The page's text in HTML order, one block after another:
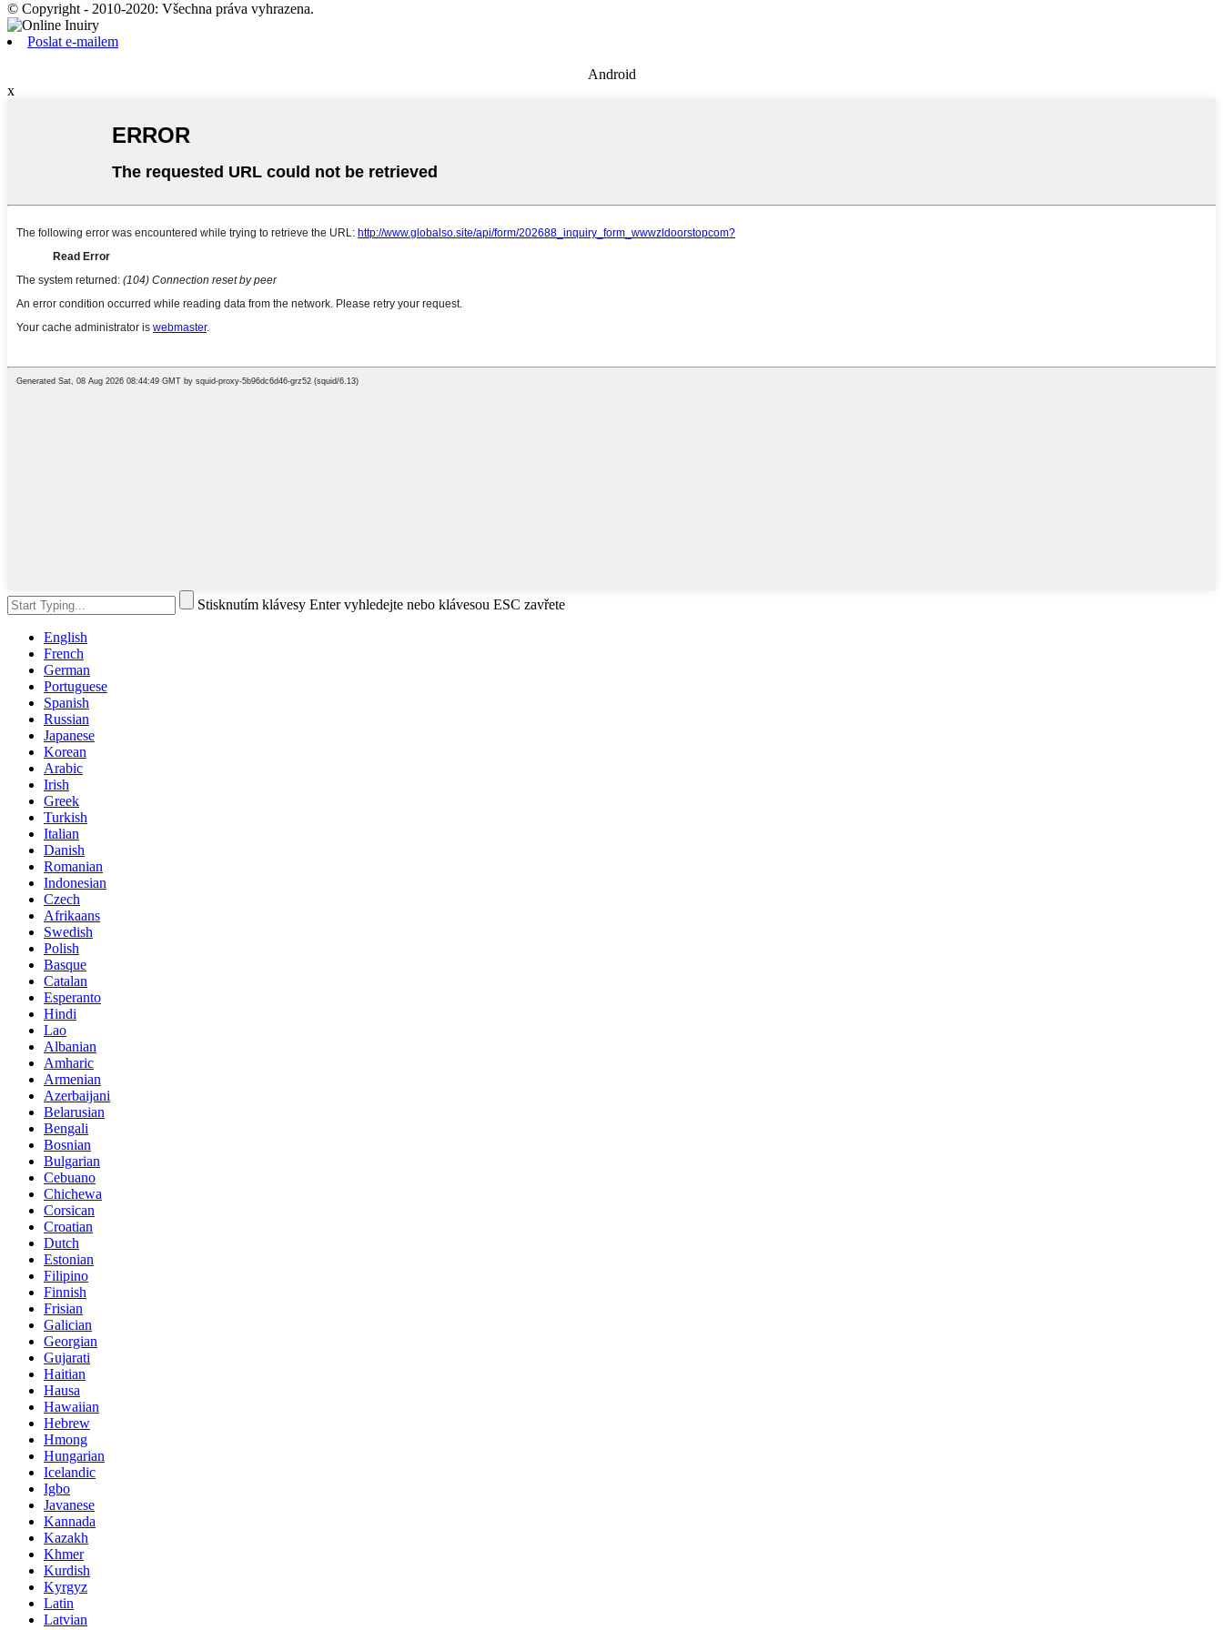
© Copyright - 2010-2020: Všechna práva vyhrazena.
Poslat e-mailem
Android
x
Stisknutím klávesy Enter vyhledejte nebo klávesou ESC zavřete
English
French
German
Portuguese
Spanish
Russian
Japanese
Korean
Arabic
Irish
Greek
Turkish
Italian
Danish
Romanian
Indonesian
Czech
Afrikaans
Swedish
Polish
Basque
Catalan
Esperanto
Hindi
Lao
Albanian
Amharic
Armenian
Azerbaijani
Belarusian
Bengali
Bosnian
Bulgarian
Cebuano
Chichewa
Corsican
Croatian
Dutch
Estonian
Filipino
Finnish
Frisian
Galician
Georgian
Gujarati
Haitian
Hausa
Hawaiian
Hebrew
Hmong
Hungarian
Icelandic
Igbo
Javanese
Kannada
Kazakh
Khmer
Kurdish
Kyrgyz
Latin
Latvian